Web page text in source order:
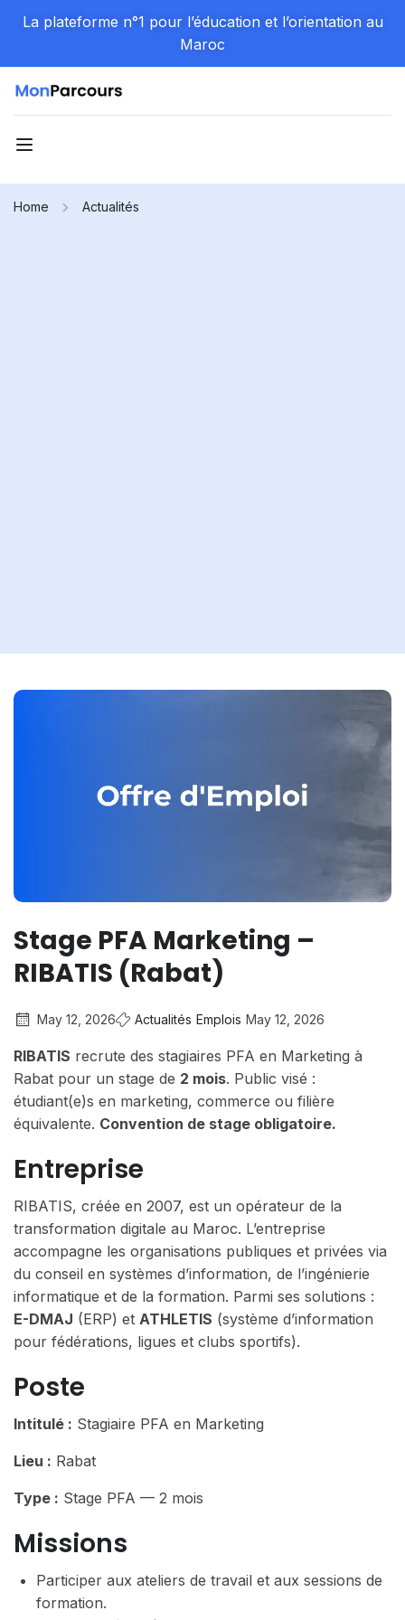
La plateforme n°1 pour l’éducation et l’orientation au
Maroc
Home Actualités
Stage PFA Marketing –
RIBATIS (Rabat)
May 12, 2026 Actualités Emplois May 12, 2026
RIBATIS recrute des stagiaires PFA en Marketing à
Rabat pour un stage de 2 mois. Public visé :
étudiant(e)s en marketing, commerce ou filière
équivalente. Convention de stage obligatoire.
Entreprise
RIBATIS, créée en 2007, est un opérateur de la
transformation digitale au Maroc. L’entreprise
accompagne les organisations publiques et privées via
du conseil en systèmes d’information, de l’ingénierie
informatique et de la formation. Parmi ses solutions :
E-DMAJ (ERP) et ATHLETIS (système d’information
pour fédérations, ligues et clubs sportifs).
Poste
Intitulé : Stagiaire PFA en Marketing
Lieu : Rabat
Type : Stage PFA — 2 mois
Missions
Participer aux ateliers de travail et aux sessions de
formation.